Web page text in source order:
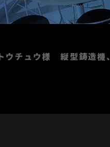
ウチュウ様 縦型鋳造機